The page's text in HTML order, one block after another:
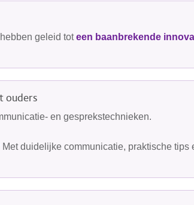
geleid toteen baanbrekende
ouders
en gesprekstechnieken.
Met duidelijke communicatie, praktische tips